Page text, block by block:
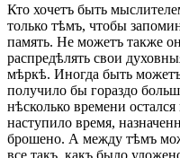
Кто хочетъ быть
только тѣмъ, чтобы
память. Не можетъ также
распредѣлять свои
мѣркѣ. Иногда быть
получило бы гораздо
нѣсколько времени
наступило время,
брошено. А между тѣмъ
все такъ, какъ было